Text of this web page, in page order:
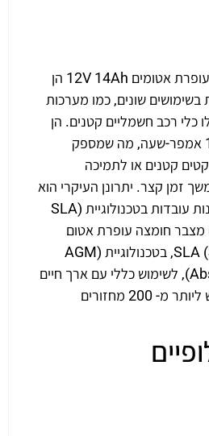
סדרות מצברי חומצה עופרת אטומים 12V 14Ah הן
בשימושים שונים, כמו מערכות
כלי רכב חשמליים קטנים. הן
מציעות קיבולת של 14 אמפר-שעה, מה שמספק
קטנים או לתמיכה
זמן קצר. יתרונן העיקרי הוא
העלות הנמוכה והאמינות עובדות בטכנולוגיית (SLA
(Sealed Lead Acid מצבר חומצה עופרת אטום
(SLA (Sealed Lead Acid, בטכנולוגיית (AGM
(Absorbent Glass Mat, לשימוש כללי עם ארך חיים
של עד 5 שנים בשימוש ליותר מ- 200 מחזורים